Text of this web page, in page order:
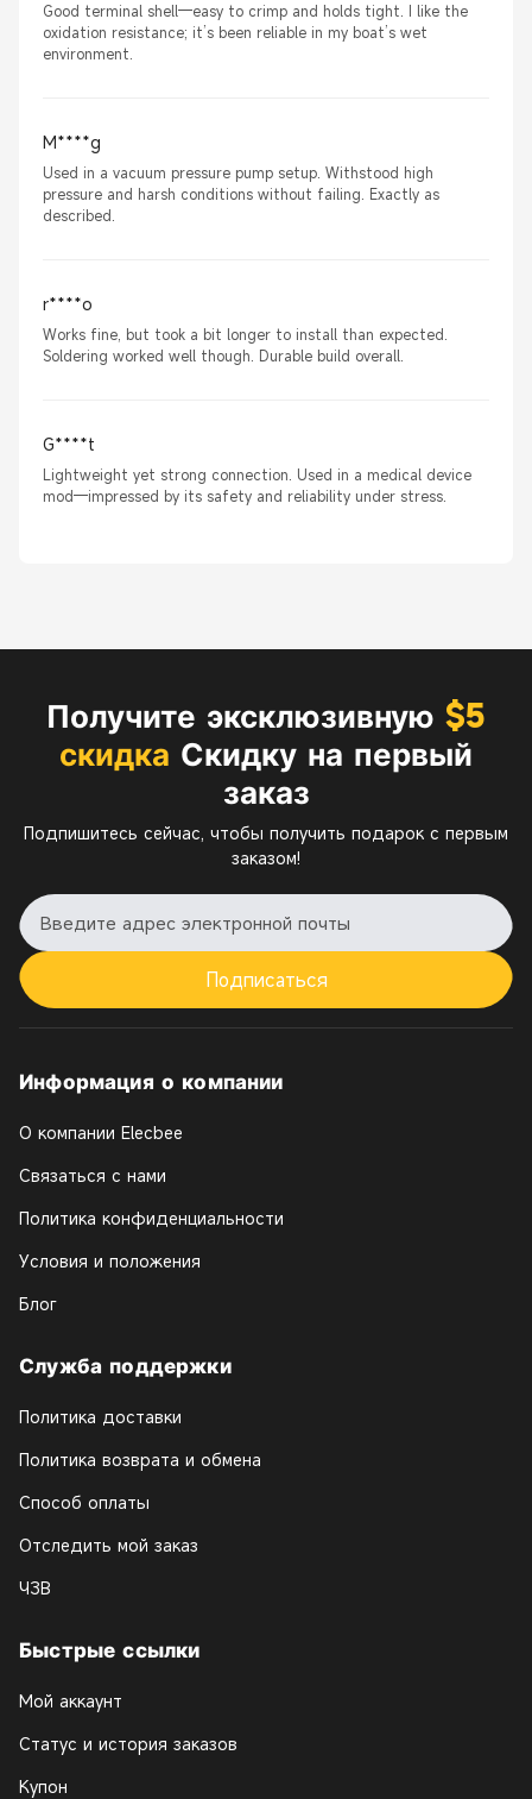
Good terminal shell—easy to crimp and holds tight. I like the
oxidation resistance; it’s been reliable in my boat’s wet
environment.
M****g
Used in a vacuum pressure pump setup. Withstood high
pressure and harsh conditions without failing. Exactly as
described.
r****o
Works fine, but took a bit longer to install than expected.
Soldering worked well though. Durable build overall.
G****t
Lightweight yet strong connection. Used in a medical device
mod—impressed by its safety and reliability under stress.
Получите эксклюзивную $5
скидка Скидку на первый
заказ
Подпишитесь сейчас, чтобы получить подарок с первым
заказом!
Подписаться
Информация о компании
О компании Elecbee
Связаться с нами
Политика конфиденциальности
Условия и положения
Блог
Служба поддержки
Политика доставки
Политика возврата и обмена
Способ оплаты
Отследить мой заказ
ЧЗВ
Быстрые ссылки
Мой аккаунт
Статус и история заказов
Купон